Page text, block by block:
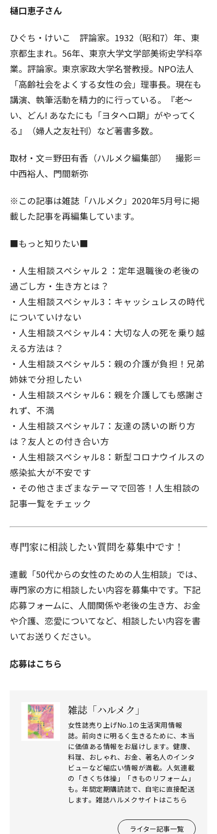
樋口恵子さん
ひぐち・けいこ 評論家。1932（昭和7）年、東
京都生まれ。56年、東京大学文学部美術史学科卒
業。評論家。東京家政大学名誉教授。NPO法人
「高齢社会をよくする女性の会」理事長。現在も
講演、執筆活動を精力的に行っている。『老～
い、どん! あなたにも「ヨタヘロ期」がやってく
る』（婦人之友社刊）など著書多数。
取材・文＝野田有香（ハルメク編集部） 撮影＝
中西裕人、門間新弥
※この記事は雑誌「ハルメク」2020年5月号に掲
載した記事を再編集しています。
■もっと知りたい■
人生相談スペシャル２：定年退職後の老後の
過ごし方・生き方とは？
人生相談スペシャル3 ：キャッシュレスの時代
についていけない
人生相談スペシャル4：大切な人の死を乗り越
える方法は？
人生相談スペシャル5：親の介護が負担！兄弟
姉妹で分担したい
人生相談スペシャル6：親を介護しても感謝さ
れず、不満
人生相談スペシャル7：友達の誘いの断り方
は？友人との付き合い方
人生相談スペシャル8：新型コロナウイルスの
感染拡大が不安です
その他さまざまなテーマで回答！人生相談の
記事一覧をチェック
専門家に相談したい質問を募集中です！
連載「50代からの女性のための人生相談」では、
専門家の方に相談したい内容を募集中です。下記
応募フォームに、人間関係や老後の生き方、お金
や介護、恋愛についてなど、相談したい内容を書
いてお送りください。
応募はこちら
雑誌「ハルメク」
女性誌売り上げNo.1の生活実用情報
誌。前向きに明るく生きるために、本当
に価値ある情報をお届けします。健康、
料理、おしゃれ、お金、著名人のインタ
ビューなど幅広い情報が満載。人気連載
の「きくち体操」「きものリフォーム」
も。年間定期購読誌で、自宅に直接配送
します。雑誌ハルメクサイトはこちら
ライター記事一覧